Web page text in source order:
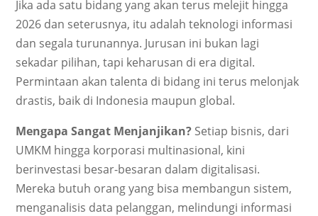
Jika ada satu bidang yang akan terus melejit hingga
2026 dan seterusnya, itu adalah teknologi informasi
dan segala turunannya. Jurusan ini bukan lagi
sekadar pilihan, tapi keharusan di era digital.
Permintaan akan talenta di bidang ini terus melonjak
drastis, baik di Indonesia maupun global.
Mengapa Sangat Menjanjikan? Setiap bisnis, dari
UMKM hingga korporasi multinasional, kini
berinvestasi besar-besaran dalam digitalisasi.
Mereka butuh orang yang bisa membangun sistem,
menganalisis data pelanggan, melindungi informasi